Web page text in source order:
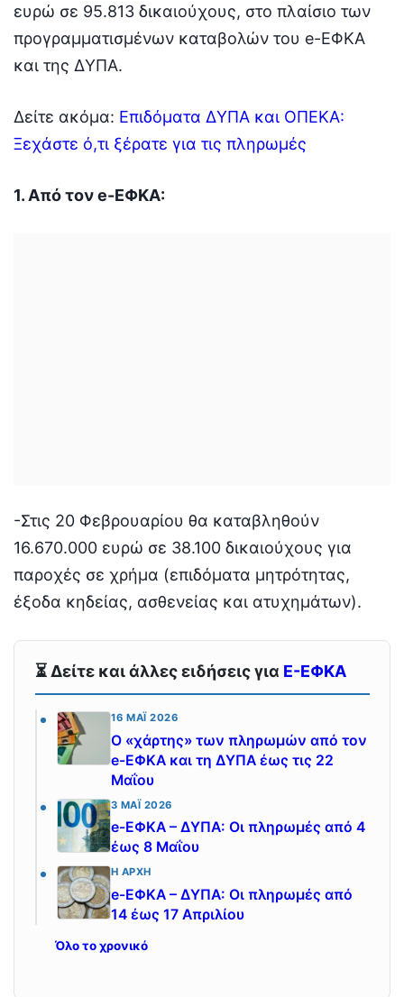
ευρώ σε 95.813 δικαιούχους, στο πλαίσιο των
προγραμματισμένων καταβολών του e-ΕΦΚΑ
και της ΔΥΠΑ.
Δείτε ακόμα: Επιδόματα ΔΥΠΑ και ΟΠΕΚΑ:
Ξεχάστε ό,τι ξέρατε για τις πληρωμές
1. Από τον e-ΕΦΚΑ:
-Στις 20 Φεβρουαρίου θα καταβληθούν
16.670.000 ευρώ σε 38.100 δικαιούχους για
παροχές σε χρήμα (επιδόματα μητρότητας,
έξοδα κηδείας, ασθενείας και ατυχημάτων).
⏳ Δείτε και άλλες ειδήσεις για E-ΕΦΚΑ
16 ΜΆΙ 2026
Ο «χάρτης» των πληρωμών από τον
e-ΕΦΚΑ και τη ΔΥΠΑ έως τις 22
Μαΐου
3 ΜΆΙ 2026
e-ΕΦΚΑ – ΔΥΠΑ: Οι πληρωμές από 4
έως 8 Μαΐου
Η ΑΡΧΉ
e-ΕΦΚΑ – ΔΥΠΑ: Οι πληρωμές από
14 έως 17 Απριλίου
Όλο το χρονικό